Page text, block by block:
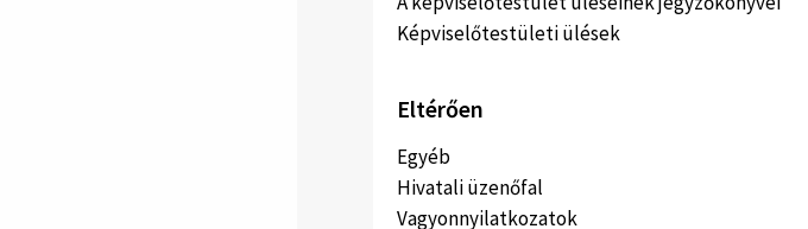
Képviselőtestületi ülések
Eltérően
Egyéb
Hivatali üzenőfal
Vagyonnyilatkozatok